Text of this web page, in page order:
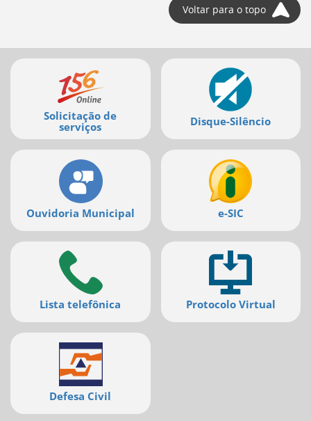
Voltar para o topo
Mais
serviços
Solicitação de
serviços
Disque-Silêncio
Ouvidoria Municipal e-SIC
Lista telefônica Protocolo Virtual
Defesa Civil